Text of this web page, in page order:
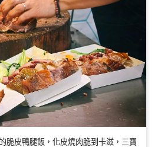
脆皮鴨腿飯，化皮燒肉脆到卡滋，三寶